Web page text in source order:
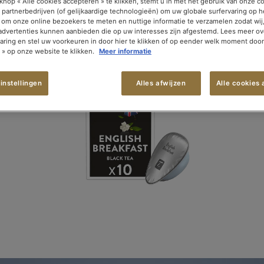
partnerbedrijven (of gelijkaardige technologieën) om uw globale surfervaring op
onze online bezoekers te meten en nuttige informatie te verzamelen zodat
kunnen aanbieden die op uw interesses zijn afgestemd. Lees meer
en stel uw voorkeuren in door hier te klikken of op eender welk moment
op onze website te klikken.
Meer informatie
Alles afwijzen Alle cookies